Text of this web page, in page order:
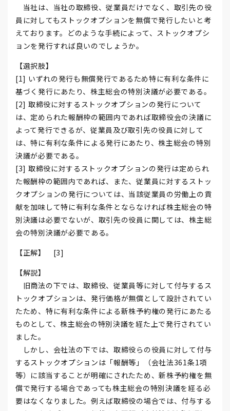
当社は、当社の取締役、従業員だけでなく、取引先の役
員に対してもストックオプションを無償で発行したいと考
えております。どのような手続によって、ストックオプシ
ョンを発行すれば良いのでしょうか。
【選択肢】
[1] いずれの発行も無償発行であるため特に有利な条件に
基づく発行にあたり、株主総会の特別決議が必要である。
[2] 取締役に対するストックオプションの発行について
は、定められた報酬枠の範囲内であれば取締役会の決議に
よって発行できるが、従業員及び取引先の役員に対して
は、特に有利な条件による発行にあたり、株主総会の特別
決議が必要である。
[3] 取締役に対するストックオプションの発行は定められ
た報酬枠の範囲内であれば、また、従業員に対するストッ
クオプションの発行については、当該従業員の労働上の貢
献を加味して特に有利な条件とならなければ株主総会の特
別決議は必要でないが、取引先の役員に関しては、株主総
会の特別決議が必要である。
【正解】 [3]
【解説】
旧商法の下では、取締役、従業員等に対して付与するス
トックオプションは、発行価格が無償として設計されてい
たため、特に有利な条件による新株予約権の発行にあたる
ものとして、株主総会の特別決議を経た上で発行されてい
ました。
しかし、会社法の下では、取締役らの役員に対して付与
するストックオプションは「報酬等」（会社法361条1項
等）に該当することが明確にされたため、新株予約権を無
償で発行する場合であっても株主総会の特別決議を経る必
要はなくなりました。例えば取締役の場合では、付与する